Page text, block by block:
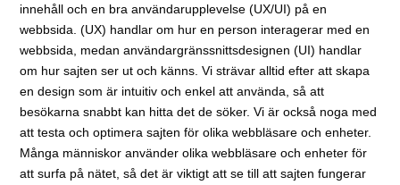
innehåll och en bra användarupplevelse (UX/UI) på en
webbsida. (UX) handlar om hur en person interagerar med en
webbsida, medan användargränssnittsdesignen (UI) handlar
om hur sajten ser ut och känns. Vi strävar alltid efter att skapa
en design som är intuitiv och enkel att använda, så att
besökarna snabbt kan hitta det de söker. Vi är också noga med
att testa och optimera sajten för olika webbläsare och enheter.
Många människor använder olika webbläsare och enheter för
att surfa på nätet, så det är viktigt att se till att sajten fungerar